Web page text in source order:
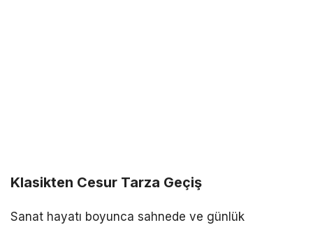
Klasikten Cesur Tarza Geçiş
Sanat hayatı boyunca sahnede ve günlük